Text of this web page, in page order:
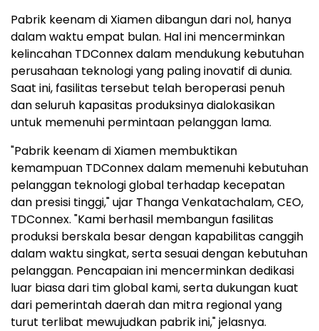
Pabrik keenam di Xiamen dibangun dari nol, hanya
dalam waktu empat bulan. Hal ini mencerminkan
kelincahan TDConnex dalam mendukung kebutuhan
perusahaan teknologi yang paling inovatif di dunia.
Saat ini, fasilitas tersebut telah beroperasi penuh
dan seluruh kapasitas produksinya dialokasikan
untuk memenuhi permintaan pelanggan lama.
"Pabrik keenam di Xiamen membuktikan
kemampuan TDConnex dalam memenuhi kebutuhan
pelanggan teknologi global terhadap kecepatan
dan presisi tinggi," ujar Thanga Venkatachalam, CEO,
TDConnex. "Kami berhasil membangun fasilitas
produksi berskala besar dengan kapabilitas canggih
dalam waktu singkat, serta sesuai dengan kebutuhan
pelanggan. Pencapaian ini mencerminkan dedikasi
luar biasa dari tim global kami, serta dukungan kuat
dari pemerintah daerah dan mitra regional yang
turut terlibat mewujudkan pabrik ini," jelasnya.